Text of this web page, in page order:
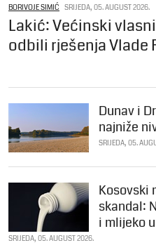
BORIVOJE SIMIĆ SRIJEDA, 05. AUGUST 2026.
Lakić: Većinski
odbili rješenja Vlade
Dunav i
najniže
SRIJEDA, 05.
Kosovski
skandal:
i mlijeko
SRIJEDA, 05. AUGUST 2026.